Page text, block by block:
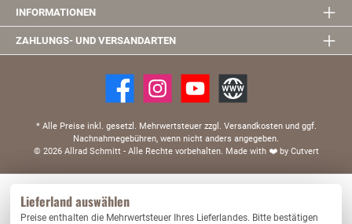
INFORMATIONEN
ZAHLUNGS- UND VERSANDARTEN
* Alle Preise inkl. gesetzl. Mehrwertsteuer zzgl. Versandkosten und ggf.
Nachnahmegebühren, wenn nicht anders angegeben.
© 2026 Allrad Schmitt - Alle Rechte vorbehalten. Made with ❤️by Cutvert
Lieferland auswählen
Preise enthalten die Mehrwertsteuer Ihres Lieferlandes. Bitte bestätigen